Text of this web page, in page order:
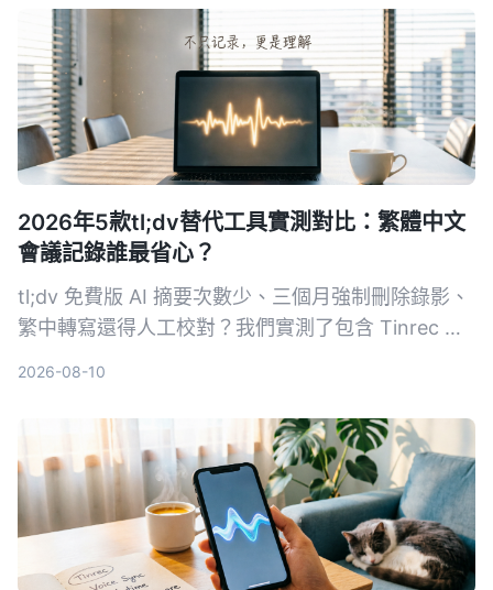
2026年5款tl;dv替代工具實測對比：繁體中文
會議記錄誰最省心？
tl;dv 免費版 AI 摘要次數少、三個月強制刪除錄影、
繁中轉寫還得人工校對？我們實測了包含 Tinrec 在
合台灣團隊的會議記錄方案。
2026-08-10